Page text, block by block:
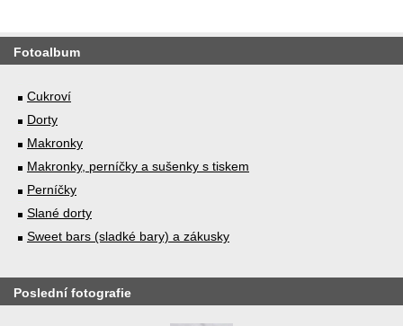
Fotoalbum
Cukroví
Dorty
Makronky
Makronky, perníčky a sušenky s tiskem
Perníčky
Slané dorty
Sweet bars (sladké bary) a zákusky
Poslední fotografie